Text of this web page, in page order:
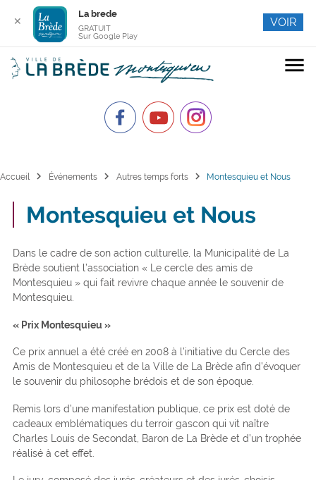
menu
Accueil chevron_right Événements chevron_right Autres temps forts chevron_right Montesquieu et Nous
Montesquieu et Nous
Dans le cadre de son action culturelle, la Municipalité de La
Brède soutient l’association « Le cercle des amis de
Montesquieu » qui fait revivre chaque année le souvenir de
Montesquieu.
« Prix Montesquieu »
Ce prix annuel a été créé en 2008 à l’initiative du Cercle des
Amis de Montesquieu et de la Ville de La Brède afin d’évoquer
le souvenir du philosophe brédois et de son époque.
Remis lors d’une manifestation publique, ce prix est doté de
cadeaux emblématiques du terroir gascon qui vit naître
Charles Louis de Secondat, Baron de La Brède et d’un trophée
réalisé à cet effet.
✕
La brede
GRATUIT
Sur Google Play
VOIR